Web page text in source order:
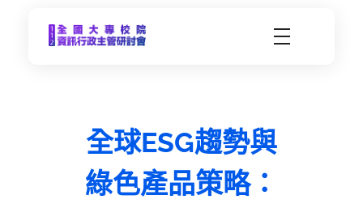
全球ESG趨勢與
綠色產品策略：